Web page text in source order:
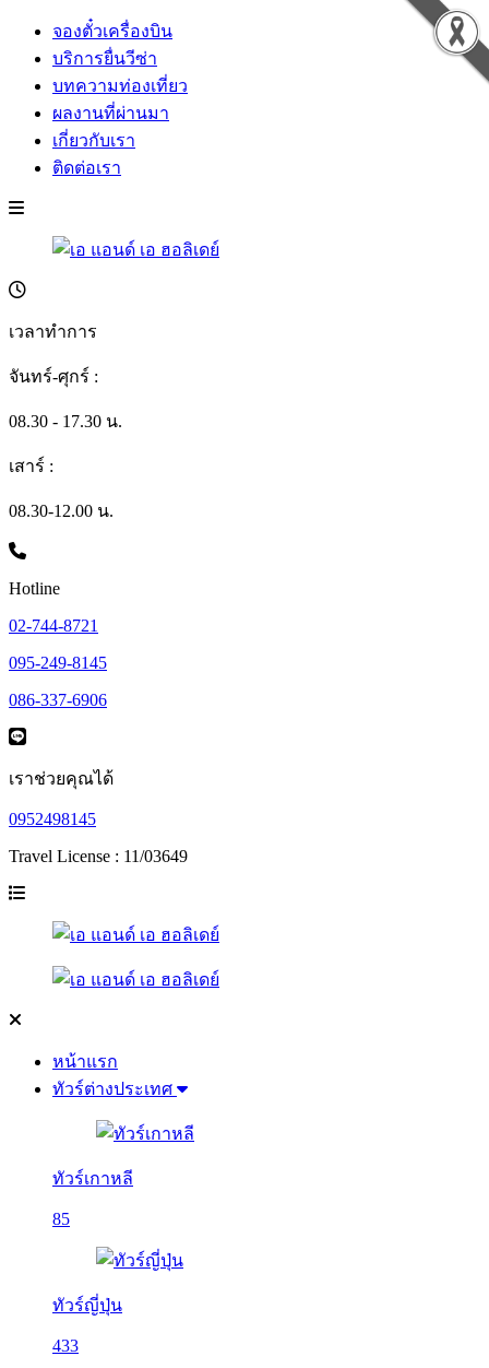
จองตั๋วเครื่องบิน
บริการยื่นวีซ่า
บทความท่องเที่ยว
ผลงานที่ผ่านมา
เกี่ยวกับเรา
ติดต่อเรา
เวลาทำการ
จันทร์-ศุกร์ :
08.30 - 17.30 น.
เสาร์ :
08.30-12.00 น.
Hotline
02-744-8721
095-249-8145
086-337-6906
เราช่วยคุณได้
0952498145
Travel License : 11/03649
หน้าแรก
ทัวร์ต่างประเทศ
ทัวร์เกาหลี
85
ทัวร์ญี่ปุ่น
433